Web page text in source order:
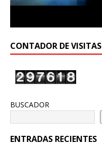
CONTADOR DE VISITAS
BUSCADOR
ENTRADAS RECIENTES